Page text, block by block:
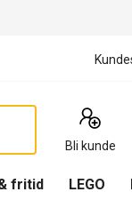
Bli kunde
fritid LEGO